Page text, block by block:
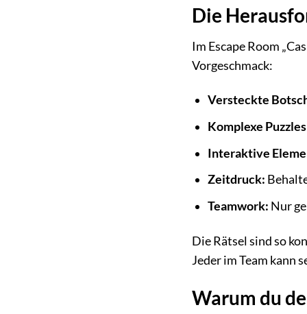
Die
Im Escape Room
Vorgeschmack:
Versteckte
Komplexe
Interaktive
Zeitdruck:
Teamwork: Nur
Die Rätsel sind so
Jeder im Team kann
Warum du